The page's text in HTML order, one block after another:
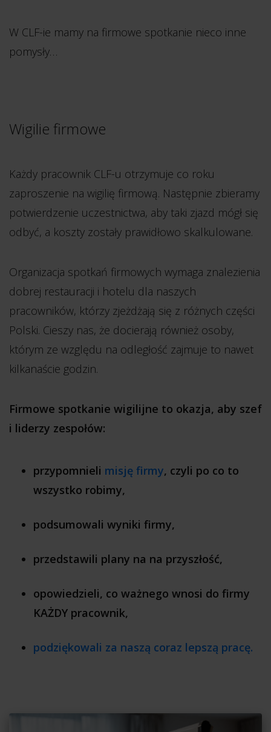
W CLF-ie mamy na firmowe spotkanie nieco inne
pomysły…
Wigilie firmowe
Każdy pracownik CLF-u otrzymuje co roku
zaproszenie na wigilię firmową. Następnie zbieramy
potwierdzenie uczestnictwa, aby taki zjazd mógł się
odbyć, a koszty zostały prawidłowo skalkulowane.
Organizacja spotkań firmowych wymaga znalezienia
dobrej restauracji i hotelu dla naszych
pracowników, którzy zjeżdżają się z różnych części
Polski. Cieszy nas, że docierają również osoby,
którym ze względu na odległość zajmuje to nawet
kilkanaście godzin.
Firmowe spotkanie wigilijne to okazja, aby szef
i liderzy zespołów:
przypomnieli misję firmy, czyli po co to
wszystko robimy,
podsumowali wyniki firmy,
przedstawili plany na na przyszłość,
opowiedzieli, co ważnego wnosi do firmy
KAŻDY pracownik,
podziękowali za naszą coraz lepszą pracę.